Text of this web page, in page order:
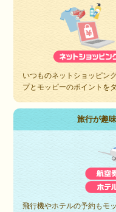
いつものネットショッピン
プとモッピーのポイントを
旅行が趣
飛行機やホテルの予約もモ